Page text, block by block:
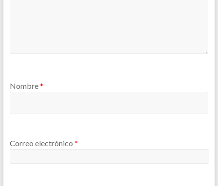
Nombre*
Correo electrónico *